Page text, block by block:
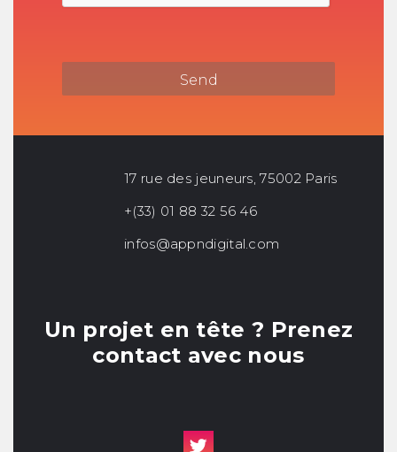
17 rue des jeuneurs, 75002 Paris
+(33) 01 88 32 56 46
infos@appndigital.com
Un projet en tête ? Prenez
contact avec nous